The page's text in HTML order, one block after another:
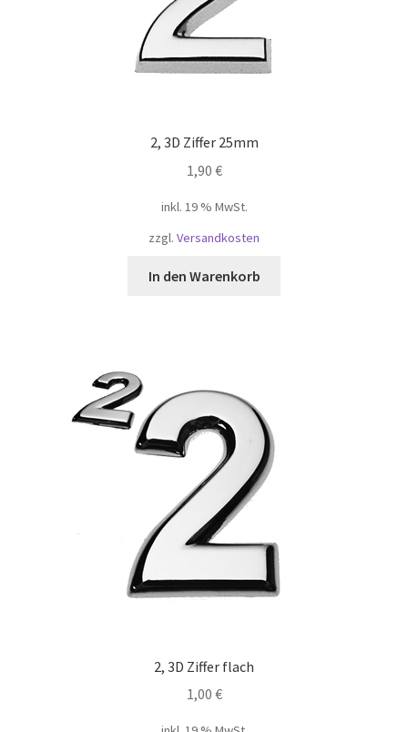
2, 3D Ziffer 25mm
1,90 €
inkl. 19 % MwSt.
zzgl. Versandkosten
In den Warenkorb
2, 3D Ziffer flach
1,00 €